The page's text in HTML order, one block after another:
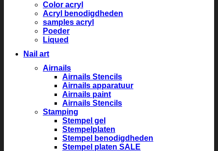
Color acryl
Acryl benodigdheden
samples acryl
Poeder
Liqued
Nail art
Airnails
Airnails Stencils
Airnails apparatuur
Airnails paint
Airnails Stencils
Stamping
Stempel gel
Stempelplaten
Stempel benodigdheden
Stempel platen SALE